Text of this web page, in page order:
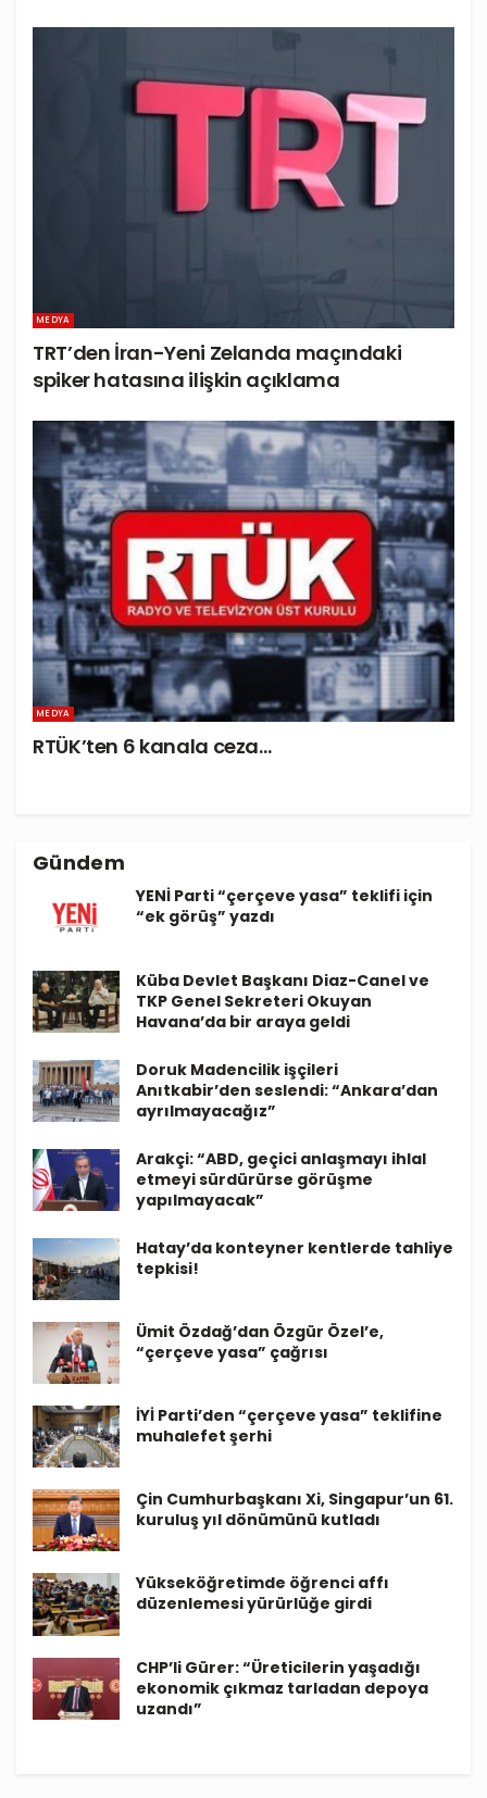
MEDYA
TRT’den İran-Yeni Zelanda maçındaki
spiker hatasına ilişkin açıklama
MEDYA
RTÜK’ten 6 kanala ceza…
Gündem
YENİ Parti “çerçeve yasa” teklifi için
“ek görüş” yazdı
Küba Devlet Başkanı Diaz-Canel ve
TKP Genel Sekreteri Okuyan
Havana’da bir araya geldi
Doruk Madencilik işçileri
Anıtkabir’den seslendi: “Ankara’dan
ayrılmayacağız”
Arakçi: “ABD, geçici anlaşmayı ihlal
etmeyi sürdürürse görüşme
yapılmayacak”
Hatay’da konteyner kentlerde tahliye
tepkisi!
Ümit Özdağ’dan Özgür Özel’e,
“çerçeve yasa” çağrısı
İYİ Parti’den “çerçeve yasa” teklifine
muhalefet şerhi
Çin Cumhurbaşkanı Xi, Singapur’un 61.
kuruluş yıl dönümünü kutladı
Yükseköğretimde öğrenci affı
düzenlemesi yürürlüğe girdi
CHP’li Gürer: “Üreticilerin yaşadığı
ekonomik çıkmaz tarladan depoya
uzandı”